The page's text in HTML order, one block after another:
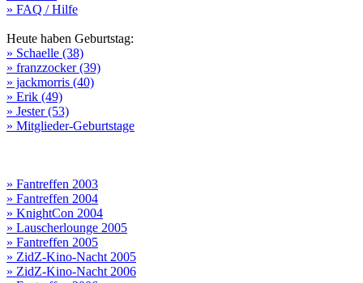
» FAQ / Hilfe
Heute haben Geburtstag:
» Schaelle (38)
» franzzocker (39)
» jackmorris (40)
» Erik (49)
» Jester (53)
» Mitglieder-Geburtstage
» Fantreffen 2003
» Fantreffen 2004
» KnightCon 2004
» Lauscherlounge 2005
» Fantreffen 2005
» ZidZ-Kino-Nacht 2005
» ZidZ-Kino-Nacht 2006